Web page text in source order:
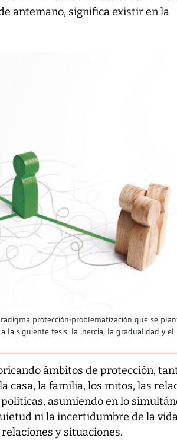
antemano, significa existir en la
protección-problematización que se
la siguiente tesis: la inercia, la gradualidad y el
ámbitos de protección,
casa, la familia, los mitos, las
asumiendo en lo
ni la incertidumbre de la
y situaciones.